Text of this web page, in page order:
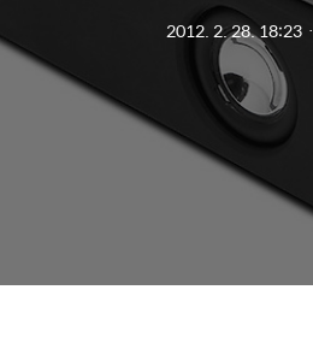
2012. 2. 28. 18:23ㆍ